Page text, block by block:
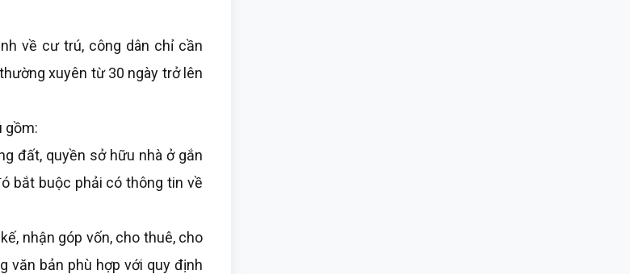
cư trú, công dân chỉ cần
xuyên từ 30 ngày trở lên
quyền sở hữu nhà ở gắn
bắt buộc phải có thông tin về
nhận góp vốn, cho thuê, cho
văn bản phù hợp với quy định